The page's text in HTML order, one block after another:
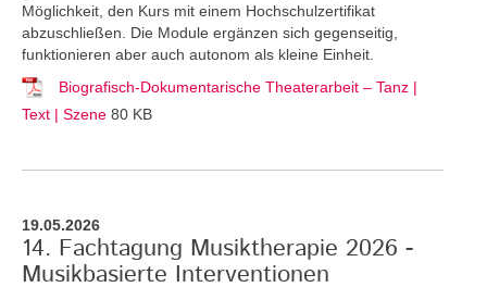
Möglichkeit, den Kurs mit einem Hochschulzertifikat
abzuschließen. Die Module ergänzen sich gegenseitig,
funktionieren aber auch autonom als kleine Einheit.
Biografisch-Dokumentarische Theaterarbeit – Tanz |
Text | Szene 80 KB
19.05.2026
14. Fachtagung Musiktherapie 2026 -
Musikbasierte Interventionen